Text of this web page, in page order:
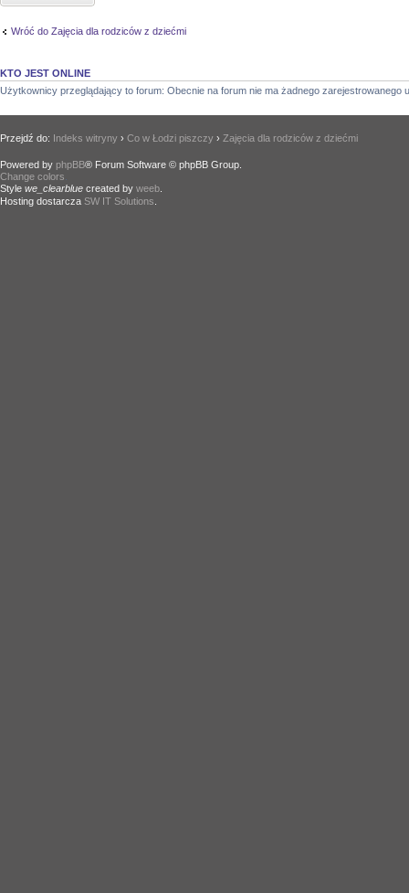
Wróć do Zajęcia dla rodziców z dziećmi
KTO JEST ONLINE
Użytkownicy przeglądający to forum: Obecnie na forum nie ma żadnego zarejestrowanego
Przejdź do: Indeks witryny › Co w Łodzi piszczy › Zajęcia dla rodziców z dziećmi
Powered by phpBB® Forum Software © phpBB Group.
Change colors
Style we_clearblue created by weeb
Hosting dostarcza SW IT Solutions